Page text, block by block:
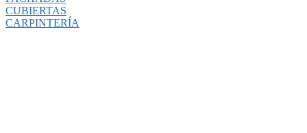
CUBIERTAS
CARPINTERÍA